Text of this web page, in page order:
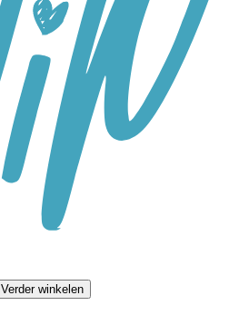
Verder winkelen